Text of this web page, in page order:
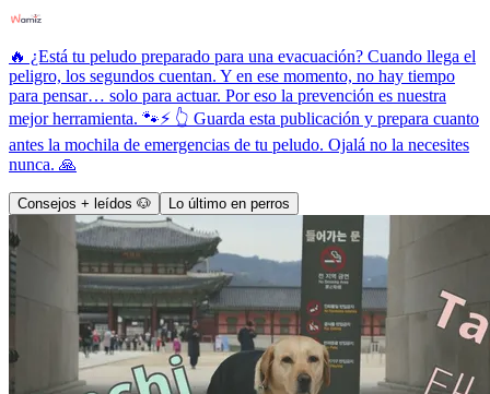
🔥 ¿Está tu peludo preparado para una evacuación? Cuando llega el
peligro, los segundos cuentan. Y en ese momento, no hay tiempo
para pensar… solo para actuar. Por eso la prevención es nuestra
mejor herramienta. 🐾⚡ 👆 Guarda esta publicación y prepara cuanto
antes la mochila de emergencias de tu peludo. Ojalá no la necesites
nunca. 🙏
Consejos + leídos 🐶 Lo último en perros